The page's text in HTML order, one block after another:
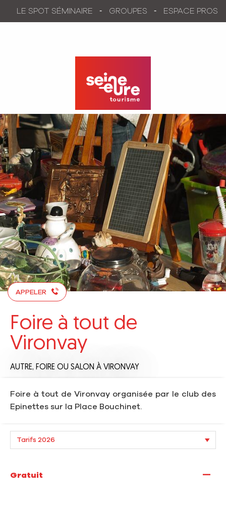
LE SPOT SÉMINAIRE GROUPES ESPACE PROS
APPELER
Foire à tout de
Vironvay
AUTRE, FOIRE OU SALON À VIRONVAY
Foire à tout de Vironvay organisée par le club des
Epinettes sur la Place Bouchinet.
Gratuit —